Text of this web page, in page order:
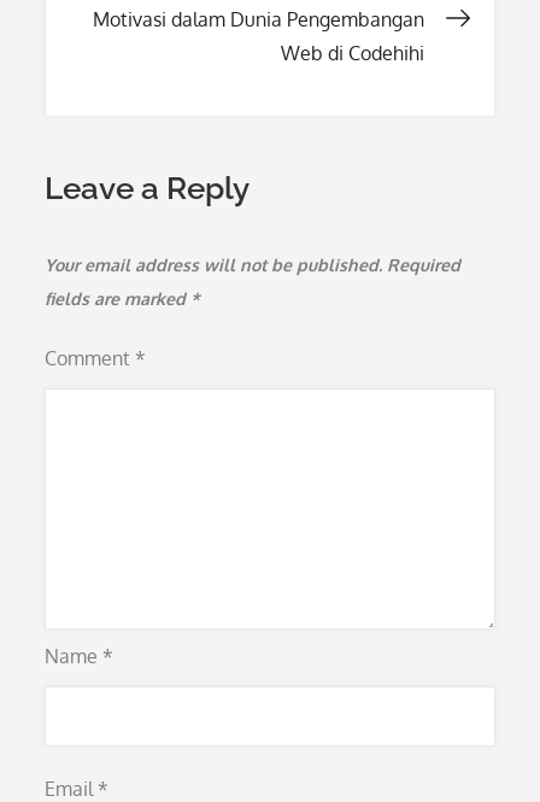
Motivasi dalam Dunia Pengembangan
Web di Codehihi
Leave a Reply
Your email address will not be published. Required
fields are marked *
Comment *
Name *
Email *